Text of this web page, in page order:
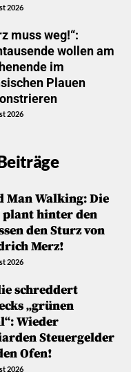
2026
muss weg!“:
wollen am
im
Plauen
2026
Man Walking: Die
plant hinter den
den Sturz von
Merz!
2026
schreddert
„grünen
Wieder
Steuergelder
Ofen!
2026